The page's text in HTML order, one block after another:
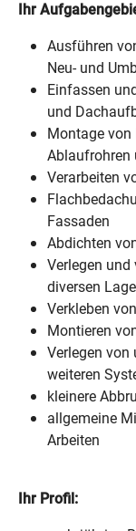
Ihr
Ausführen
Neu- und
Einfassen
und
Montage von
Ablaufrohren
Verarbeiten
Fassaden
Abdichten
Verlegen
diversen
Verkleben
Montieren
Verlegen
weiteren
kleinere
allgemeine
Arbeiten
Ihr Profil: